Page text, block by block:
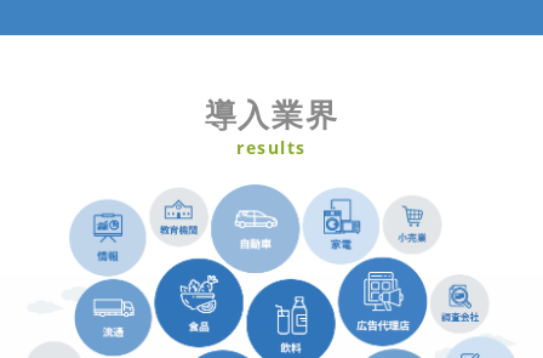
導入業界
results